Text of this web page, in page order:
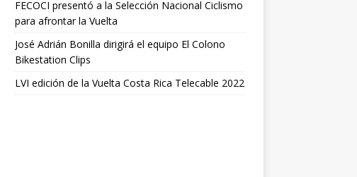
FECOCI presentó a la Selección Nacional Ciclismo
para afrontar la Vuelta
José Adrián Bonilla dirigirá el equipo El Colono
Bikestation Clips
LVI edición de la Vuelta Costa Rica Telecable 2022